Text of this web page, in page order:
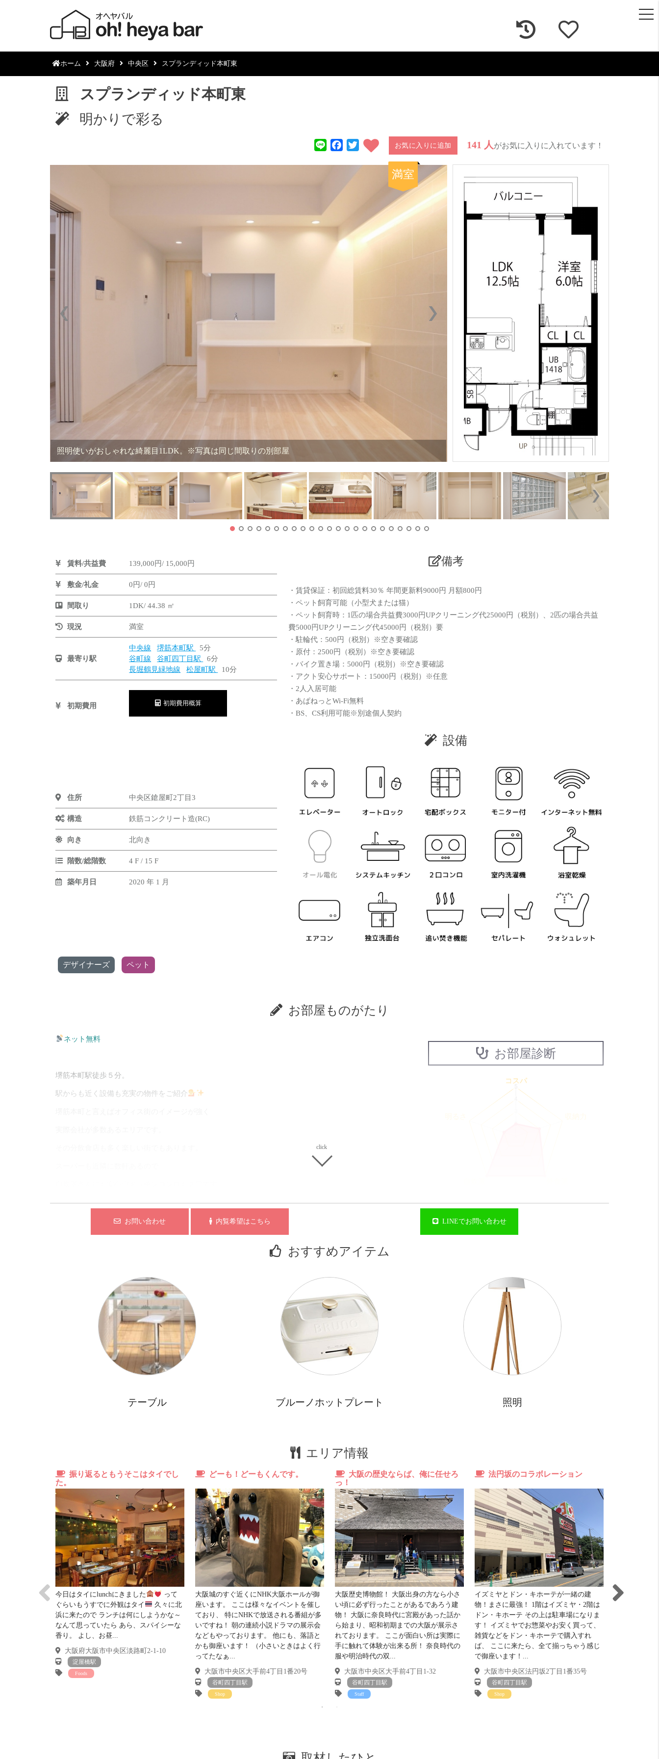
ホーム 大阪府 中央区 スプランディッド本町東
スプランディッド本町東
明かりで彩る
LineFacebook
Twitterお気に入りに追加 141 人 がお気に入りに入れています！
満室
照明使いがおしゃれな綺麗目1LDK。※写真は同じ間取りの別部屋
賃料/共益費 139,000円/ 15,000円
敷金/礼金 0円/ 0円
間取り 1DK/ 44.38 ㎡
現況 満室
最寄り駅
中央線 堺筋本町駅
5分
谷町線
谷町四丁目駅
6分
長堀鶴見緑地線
松屋町駅 10分
初期費用 初期費用概算
備考
・賃貸保証：初回総賃料30％ 年間更新料9000円 月額800円
・ペット飼育可能（小型犬または猫）
・ペット飼育時：1匹の場合共益費3000円UPクリーニング代25000円（税別）、2匹の場合共益
費5000円UPクリーニング代45000円（税別）要
・駐輪代：500円（税別）※空き要確認
・原付：2500円（税別）※空き要確認
・バイク置き場：5000円（税別）※空き要確認
・アクト安心サポート：15000円（税別）※任意
・2人入居可能
・あぱねっとWi-Fi無料
・BS、CS利用可能※別途個人契約
住所 中央区鎗屋町2丁目3
構造 鉄筋コンクリート造(RC)
向き 北向き
階数/総階数 4 F / 15 F
築年月日 2020 年 1 月
設備
デザイナーズ ペット
お部屋ものがたり
ネット無料
堺筋本町駅徒歩５分。
駅からも近く設備も充実の物件をご紹介
外観共有部の豪華さや
１６インチの大型TV付きの浴室は
ついつい長風呂になりそうな予感…
循環式の追炊き機能搭載な点もポイント高い
ペットも飼育可能なので
日当たり重視なら要注意！
お部屋診断
リビングにも収納があれば更に良い。
外食派
めっちゃ良い！！ 20 点
飲食店も多いエリアです。
自炊派
めっちゃ良い！！ 20 点
スーパーは業務スーパーにKOHYOに
イオンエクスプレスまで揃って◎
3口ガスコンロの大きめキッチンです。
北向きなので微妙です。
お問い合わせ 内覧希望はこちら LINEでお問い合わせ
おすすめアイテム
テーブル ブルーノホットプレート 照明
エリア情報
振り返るともうそこはタイでし
た。
今日はタイにlunchにきました
って
ぐらいもうすでに外観はタイ
久々に北
浜に来たので ランチは何にしようかな～
なんて思っていたら あら、スパイシーな
香り。 よし、お昼...
大阪府大阪市中央区淡路町2-1-10
淀屋橋駅
Foods
どーも！どーもくんです。
大阪城のすぐ近くにNHK大阪ホールが御
座います。 ここは様々なイベントを催し
ており、 特にNHKで放送される番組が多
いですね！ 朝の連続小説ドラマの展示会
などもやっております。 他にも、落語と
かも御座います！ （小さいときはよく行
ってたなぁ...
大阪市中央区大手前4丁目1番20号
谷町四丁目駅
Shop
大阪の歴史ならば、俺に任せろ
っ！
大阪歴史博物館！ 大阪出身の方なら小さ
い頃に必ず行ったことがあるであろう建
物！ 大阪に奈良時代に宮殿があった話か
ら始まり、昭和初期までの大阪が展示さ
れております。 ここが面白い所は実際に
手に触れて体験が出来る所！ 奈良時代の
服や明治時代の双...
大阪市中央区大手前4丁目1-32
谷町四丁目駅
Staff
法円坂のコラボレーション
イズミヤとドン・キホーテが一緒の建
物！まさに最強！ 1階はイズミヤ・2階は
ドン・キホーテ その上は駐車場になりま
す！ イズミヤでお惣菜やお安く買って、
雑貨などをドン・キホーテで購入すれ
ば、 ここに来たら、全て揃っちゃう感じ
で御座います！...
大阪市中央区法円坂2丁目1番35号
谷町四丁目駅
Shop
大昔にこの公